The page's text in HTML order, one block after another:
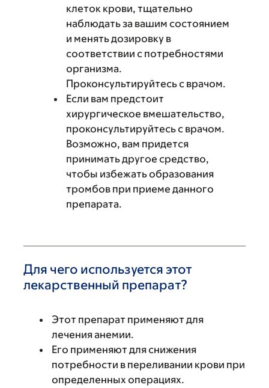
клеток крови, тщательно
наблюдать за вашим состоянием
и менять дозировку в
соответствии с потребностями
организма.
Проконсультируйтесь с врачом.
Если вам предстоит
хирургическое вмешательство,
проконсультируйтесь с врачом.
Возможно, вам придется
принимать другое средство,
чтобы избежать образования
тромбов при приеме данного
препарата.
Для чего используется этот
лекарственный препарат?
Этот препарат применяют для
лечения анемии.
Его применяют для снижения
потребности в переливании крови при
определенных операциях.